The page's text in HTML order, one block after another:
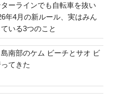
ーラインでも自転車を抜い
年4月の新ルール、実はみん
いる3つのこと
南部のケム ビーチとサオ ビ
てきた